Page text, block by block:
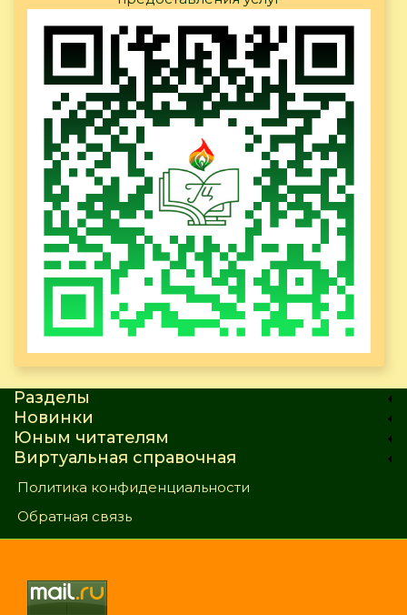
Разделы
Новинки
Юным читателям
Виртуальная справочная
Политика конфиденциальности
Обратная связь